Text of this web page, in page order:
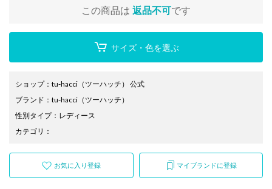
この商品は 返品不可です
サイズ・色を選ぶ
ショップ： tu-hacci（ツーハッチ） 公式
ブランド ： tu-hacci （ツーハッチ）
性別タイプ： レディース
カテゴリ ：
お気に入り登録 マイブランドに登録